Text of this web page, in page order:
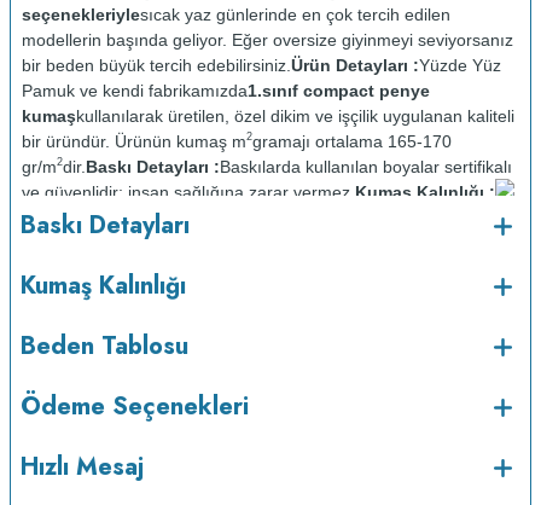
seçenekleriylesıcak yaz günlerinde en çok tercih edilen
modellerin başında geliyor. Eğer oversize giyinmeyi seviyorsanız
bir beden büyük tercih edebilirsiniz. Ürün Detayları :Yüzde Yüz
Pamuk ve kendi fabrikamızda1.sınıf compact penye
kumaşkullanılarak üretilen, özel dikim ve işçilik uygulanan kaliteli
bir üründür. Ürünün kumaş m2gramajı ortalama 165-170
gr/m2dir. Baskı Detayları :Baskılarda kullanılan boyalar sertifikalı
ve güvenlidir; insan sağlığına zarar vermez. Kumaş Kalınlığı :
Bakım : Kısa programda maksimum 30
Kuru temizleme yapılmaz.
Baskı Detayları
Kumaş Kalınlığı
Beden Tablosu
Ödeme Seçenekleri
Hızlı Mesaj